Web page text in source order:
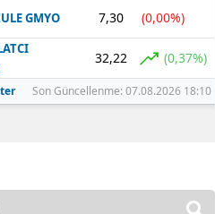
GMYO 7,30 (0,00%)
32,22 (0,37%)
Son Güncellenme: 07.08.2026 18:10